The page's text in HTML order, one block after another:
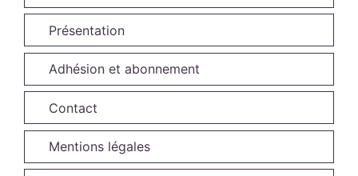
Présentation
Adhésion et abonnement
Contact
Mentions légales